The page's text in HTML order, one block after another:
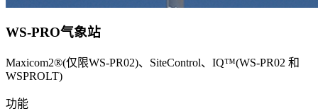
WS-PRO气象站
Maxicom2®(仅限WS-PR02)、SiteControl、IQ™(WS-PR02 和
WSPROLT)
功能